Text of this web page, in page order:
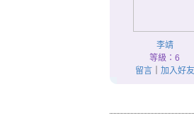
李靖
等級：6
留言｜ 加入好友